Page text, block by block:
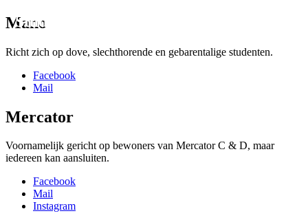
Studentenverenigingen.
Mano
Richt zich op dove, slechthorende en gebarentalige studenten.
Facebook
Mail
Mercator
Voornamelijk gericht op bewoners van Mercator C & D, maar
iedereen kan aansluiten.
Facebook
Mail
Instagram